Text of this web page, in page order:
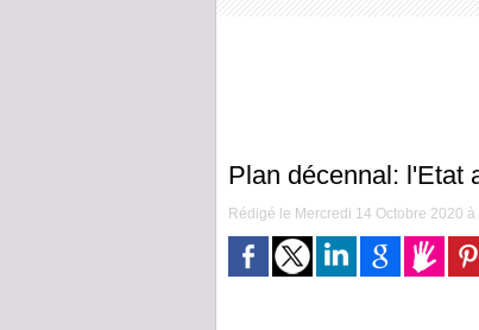
Plan décennal: l'Etat
Rédigé le Mercredi 14 Octobre 2020 à